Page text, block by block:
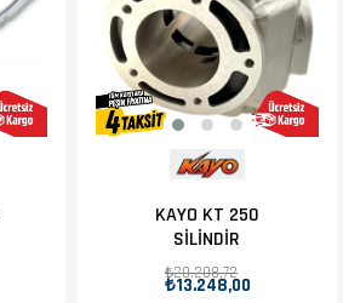
KAYO KT 250
SİLİNDİR
₺13.248,00
₺20.208,72